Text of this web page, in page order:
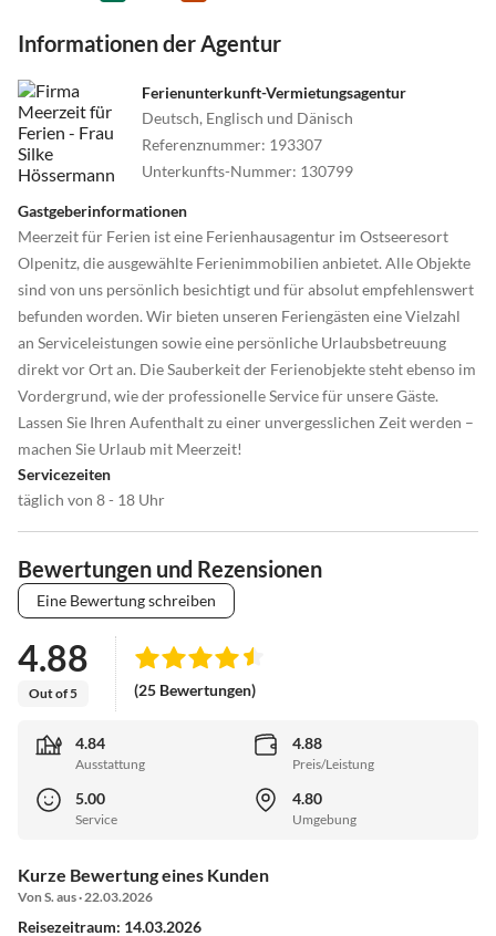
Informationen der Agentur
Ferienunterkunft-Vermietungsagentur
Deutsch, Englisch und Dänisch
Referenznummer: 193307
Unterkunfts-Nummer: 130799
Gastgeberinformationen
Meerzeit für Ferien ist eine Ferienhausagentur im Ostseeresort
Olpenitz, die ausgewählte Ferienimmobilien anbietet. Alle Objekte
sind von uns persönlich besichtigt und für absolut empfehlenswert
befunden worden. Wir bieten unseren Feriengästen eine Vielzahl
an Serviceleistungen sowie eine persönliche Urlaubsbetreuung
direkt vor Ort an. Die Sauberkeit der Ferienobjekte steht ebenso im
Vordergrund, wie der professionelle Service für unsere Gäste.
Lassen Sie Ihren Aufenthalt zu einer unvergesslichen Zeit werden –
machen Sie Urlaub mit Meerzeit!
Servicezeiten
täglich von 8 - 18 Uhr
Bewertungen und Rezensionen
Eine Bewertung schreiben
4.88
Out of 5 (25 Bewertungen)
4.84
Ausstattung
4.88
Preis/Leistung
5.00
Service
4.80
Umgebung
Kurze Bewertung eines Kunden
Von S. aus · 22.03.2026
Reisezeitraum: 14.03.2026